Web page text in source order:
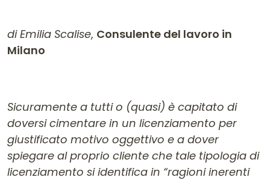
di Emilia Scalise, Consulente del lavoro in
Milano
Sicuramente a tutti o (quasi) è capitato di
doversi cimentare in un licenziamento per
giustificato motivo oggettivo e a dover
spiegare al proprio cliente che tale tipologia di
licenziamento si identifica in “ragioni inerenti